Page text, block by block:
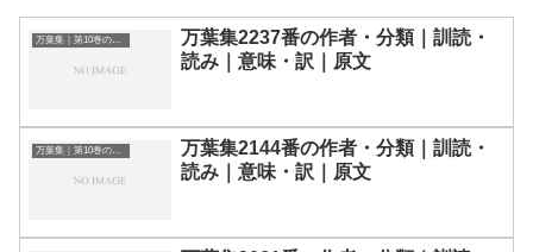
万葉集｜第10巻の和歌一覧
万葉集2237番の作者・分類｜訓読・
読み｜意味・訳｜原文
万葉集｜第10巻の和歌一覧
万葉集2144番の作者・分類｜訓読・
読み｜意味・訳｜原文